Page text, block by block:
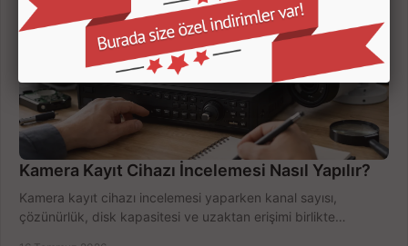
Kamera Kayıt Cihazı İncelemesi Nasıl Yapılır?
Kamera kayıt cihazı incelemesi yaparken kanal sayısı,
çözünürlük, disk kapasitesi ve uzaktan erişimi birlikte